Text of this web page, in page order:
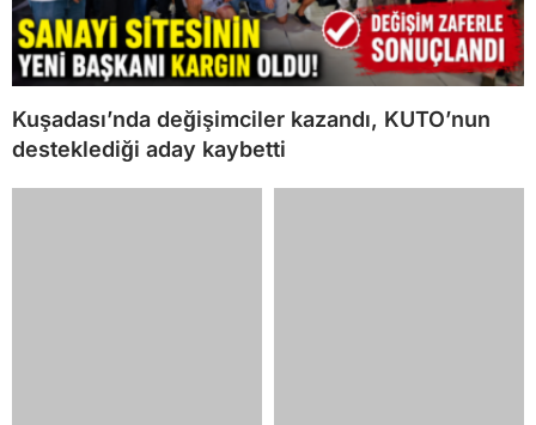
Kuşadası’nda değişimciler kazandı, KUTO’nun
desteklediği aday kaybetti